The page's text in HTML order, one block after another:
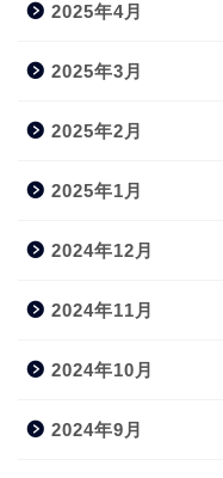
2025年4月
2025年3月
2025年2月
2025年1月
2024年12月
2024年11月
2024年10月
2024年9月